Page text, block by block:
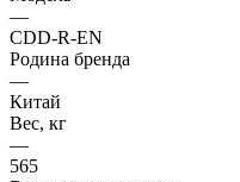
—
CDD-R-EN
Родина бренда
—
Китай
Вес, кг
—
565